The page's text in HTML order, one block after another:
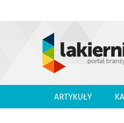
ARTYKUŁY